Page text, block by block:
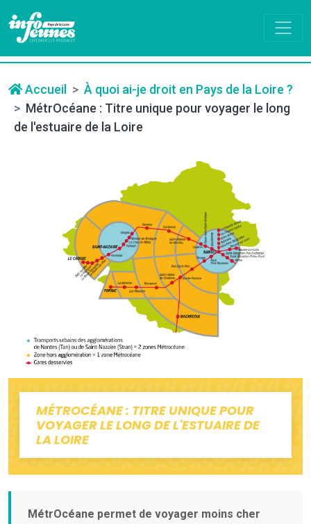
Accueil
À quoi ai-je droit en Pays de la Loire ?
MétrOcéane : Titre unique pour voyager le long
de l'estuaire de la Loire
MÉTROCÉANE : TITRE UNIQUE POUR
VOYAGER LE LONG DE L'ESTUAIRE DE
LA LOIRE
MétrOcéane permet de voyager moins cher